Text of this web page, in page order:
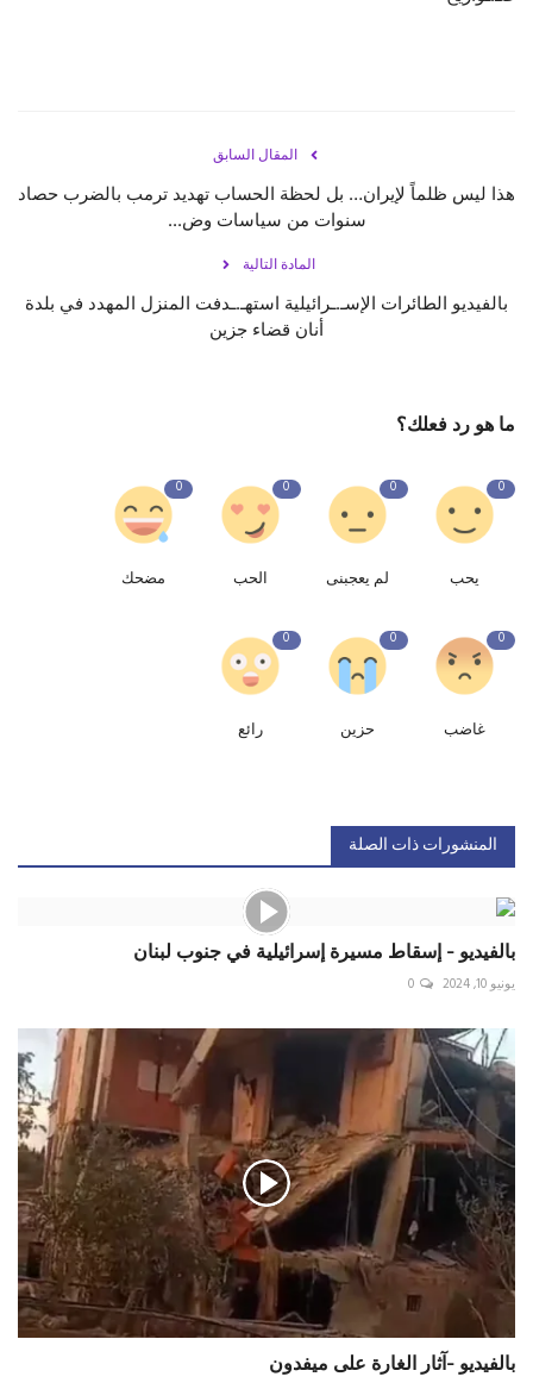
المقال السابق
هذا ليس ظلماً لإيران… بل لحظة الحساب تهديد ترمب بالضرب حصاد
سنوات من سياسات وض...
المادة التالية
بالفيديو الطائرات الإسـ.ـرائيلية استهـ.ـدفت المنزل المهدد في بلدة
أنان قضاء جزين
ما هو رد فعلك؟
0
يحب
0
لم يعجبنى
0
الحب
0
مضحك
0
غاضب
0
حزين
0
رائع
المنشورات ذات الصلة
بالفيديو - إسقاط مسيرة إسرائيلية في جنوب لبنان
يونيو 10, 2024 0
بالفيديو -آثار الغارة على ميفدون